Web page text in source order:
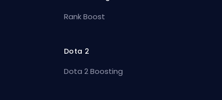
Rank Boost
Dota 2
Dota 2 Boosting